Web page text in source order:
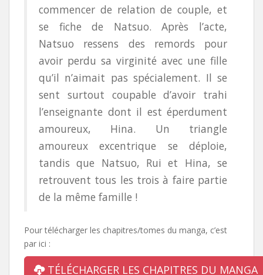
commencer de relation de couple, et
se fiche de Natsuo. Après l’acte,
Natsuo ressens des remords pour
avoir perdu sa virginité avec une fille
qu’il n’aimait pas spécialement. Il se
sent surtout coupable d’avoir trahi
l’enseignante dont il est éperdument
amoureux, Hina. Un triangle
amoureux excentrique se déploie,
tandis que Natsuo, Rui et Hina, se
retrouvent tous les trois à faire partie
de la même famille !
Pour télécharger les chapitres/tomes du manga, c’est
par ici :
TÉLÉCHARGER LES CHAPITRES DU MANGA